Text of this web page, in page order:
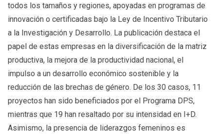
todos los tamaños y regiones, apoyadas en programas de
innovación o certificadas bajo la Ley de Incentivo Tributario
a la Investigación y Desarrollo. La publicación destaca el
papel de estas empresas en la diversificación de la matriz
productiva, la mejora de la productividad nacional, el
impulso a un desarrollo económico sostenible y la
reducción de las brechas de género. De los 30 casos, 11
proyectos han sido beneficiados por el Programa DPS,
mientras que 19 han resaltado por su intensidad en I+D.
Asimismo, la presencia de liderazgos femeninos es